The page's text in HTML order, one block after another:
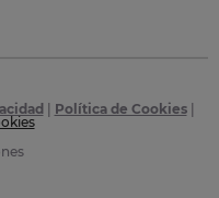
Política de Cookies|